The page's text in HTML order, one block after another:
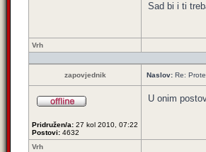
Sad bi i ti
Vrh
zapovjednik Naslov: Re:
Pridružen/a: 27 kol 2010, 07:22
Postovi: 4632
U onim
Vrh